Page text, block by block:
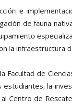
e
de fauna
la infraestructura
Facultad de
la
Centro de